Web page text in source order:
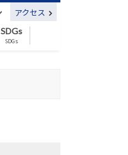
アクセス
SDGs
SDGs